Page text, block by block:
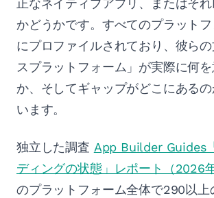
正なネイティブアプリ、またはそ
かどうかです。すべてのプラット
にプロファイルされており、彼ら
スプラットフォーム」が実際に何
か、そしてギャップがどこにある
います。
独立した調査 App Builder Guides
ディングの状態」レポート（2026
のプラットフォーム全体で290以上